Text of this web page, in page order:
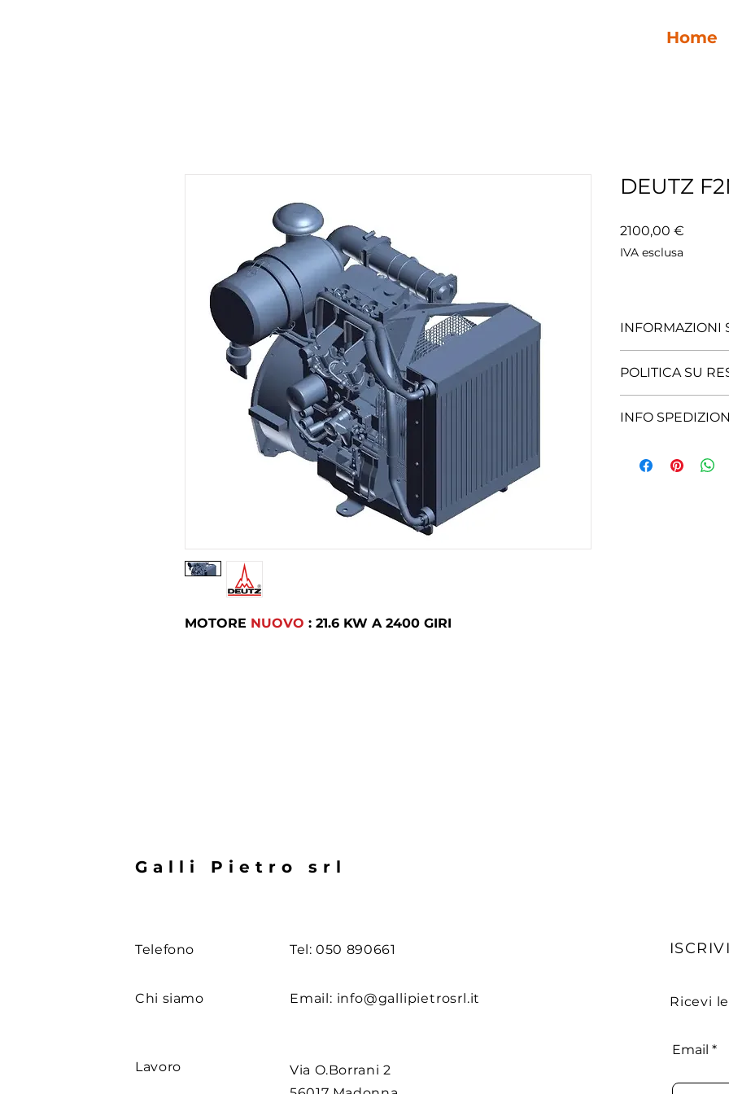
Home
MOTORE NUOVO : 21.6 KW A 2400 GIRI
DEUTZ
2100,00 €
IVA esclusa
INFORMAZIONI
DEUTZ
POLITICA SU
INFO
Galli Pietro srl
Telefono Tel: 050 890661
Chi siamo Email: info@gallipietrosrl.it
Lavoro
Via O.Borrani 2
Ricevi
Email